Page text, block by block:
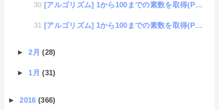
[アルゴリズム] 1から100までの素数を取得(Python編）
[アルゴリズム] 1から100までの素数を取得(PHP編）
►2月(28)
► 1月(31)
►2016(366)